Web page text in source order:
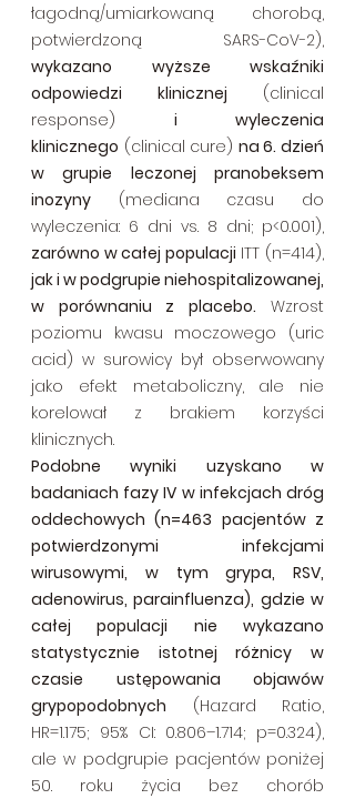
łagodną/umiarkowaną chorobą,
wykazano wyższe wskaźniki
odpowiedzi klinicznej (clinical
response) i wyleczenia
klinicznego (clinical cure) na 6. dzień
w grupie leczonej pranobeksem
inozyny (mediana czasu do
zarówno w całej populacji
jak i w podgrupie niehospitalizowanej,
w porównaniu z placebo. Wzrost
poziomu kwasu moczowego (uric
acid) w surowicy był obserwowany
jako efekt metaboliczny, ale nie
korelował z brakiem korzyści
klinicznych.
Podobne wyniki uzyskano w
badaniach fazy IV w infekcjach dróg
oddechowych (n=463 pacjentów z
potwierdzonymi infekcjami
wirusowymi, w tym grypa, RSV,
adenowirus, parainfluenza), gdzie w
całej populacji nie wykazano
statystycznie istotnej różnicy w
czasie ustępowania objawów
grypopodobnych (Hazard Ratio,
HR=1.175; 95% CI: 0.806–1.714; p=0.324),
ale w podgrupie pacjentów poniżej
50. roku życia bez chorób